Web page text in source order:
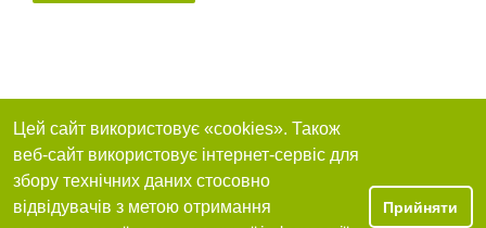
Цей сайт використовує «cookies». Також
веб-сайт використовує інтернет-сервіс для
збору технічних даних стосовно
відвідувачів з метою отримання
Прийняти